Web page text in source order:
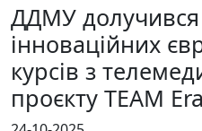
ДДМУ долучився
інноваційних
курсів з
проєкту TEAM